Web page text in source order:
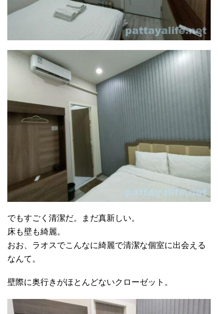
でもすごく清潔だ。まだ真新しい。
床も壁も綺麗。
おお、ラオスでこんなに綺麗で清潔な個室に出会える
なんて。
壁際に奥行きがほとんどないクローゼット。